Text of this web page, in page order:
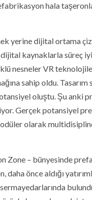
hala
yerine dijital ortama
dijital kaynaklarla süreç
nesneler VR
sahip oldu.
oluştu. Şu anki
Gerçek potansiyel
olarak
Zone – bünyesinde
daha önce aldığı